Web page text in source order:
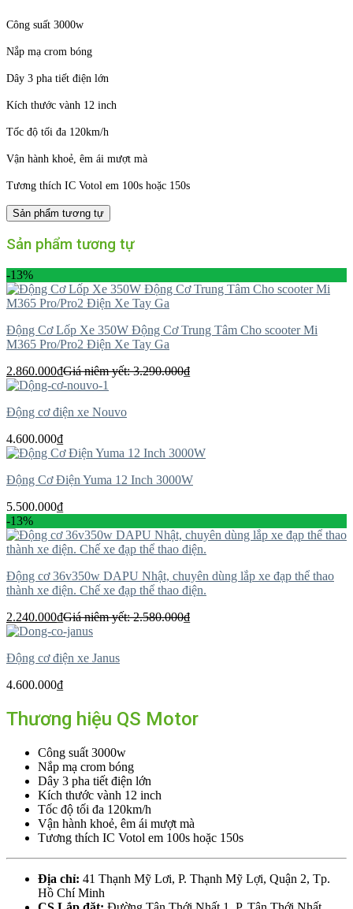
số
lượng
Công suất 3000w
Nắp mạ crom bóng
Dây 3 pha tiết điện lớn
Kích thước vành 12 inch
Tốc độ tối đa 120km/h
Vận hành khoẻ, êm ái mượt mà
Tương thích IC Votol em 100s hoặc 150s
Sản phẩm tương tự
Sản phẩm tương tự
-13%
Động Cơ Lốp Xe 350W Động Cơ Trung Tâm Cho scooter Mi
M365 Pro/Pro2 Điện Xe Tay Ga
2.860.000₫Giá niêm yết:3.290.000₫
Động cơ điện xe Nouvo
4.600.000₫
Động Cơ Điện Yuma 12 Inch 3000W
5.500.000₫
-13%
Động cơ 36v350w DAPU Nhật, chuyên dùng lắp xe đạp thể thao
thành xe điện. Chế xe đạp thể thao điện.
2.240.000₫Giá niêm yết:2.580.000₫
Động cơ điện xe Janus
4.600.000₫
Thương hiệu QS Motor
Công suất 3000w
Nắp mạ crom bóng
Dây 3 pha tiết điện lớn
Kích thước vành 12 inch
Tốc độ tối đa 120km/h
Vận hành khoẻ, êm ái mượt mà
Tương thích IC Votol em 100s hoặc 150s
Địa chỉ: 41 Thạnh Mỹ Lơi, P. Thạnh Mỹ Lợi, Quận 2, Tp.
Hồ Chí Minh